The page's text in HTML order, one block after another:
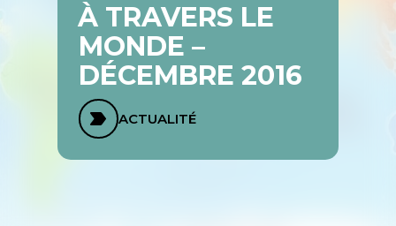
À TRAVERS LE
MONDE –
DÉCEMBRE 2016
ACTUALITÉ